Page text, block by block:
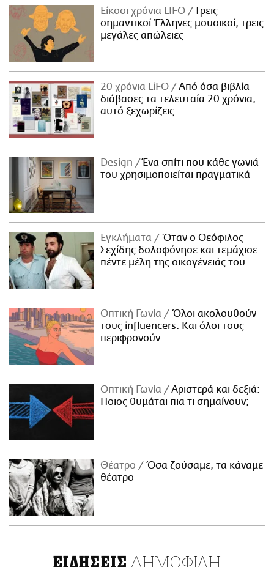
Είκοσι χρόνια LIFO
Tρεις
σημαντικοί Έλληνες μουσικοί, τρεις
μεγάλες απώλειες
20 χρόνια LiFO
Από όσα βιβλία
διάβασες τα τελευταία 20 χρόνια,
αυτό ξεχωρίζεις
Design
Ένα σπίτι που κάθε γωνιά
του χρησιμοποιείται πραγματικά
Εγκλήματα
Όταν ο Θεόφιλος
Σεχίδης δολοφόνησε και τεμάχισε
πέντε μέλη της οικογένειάς του
Οπτική Γωνία
Όλοι ακολουθούν
τους influencers. Και όλοι τους
περιφρονούν.
Οπτική Γωνία
Αριστερά και δεξιά:
Ποιος θυμάται πια τι σημαίνουν;
Θέατρο
Όσα ζούσαμε, τα κάναμε
θέατρο
ΕΙΔΗΣΕΙΣ ΔΗΜΟΦΙΛΗ